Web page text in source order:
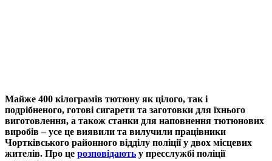
Майже 400 кілограмів тютюну як цілого, так і
подрібненого, готові сигарети та заготовки для їхнього
виготовлення, а також станки для наповнення тютюнових
виробів – усе це виявили та вилучили працівники
Чортківського районного відділу поліції у двох місцевих
жителів. Про це розповідають у пресслужбі поліції